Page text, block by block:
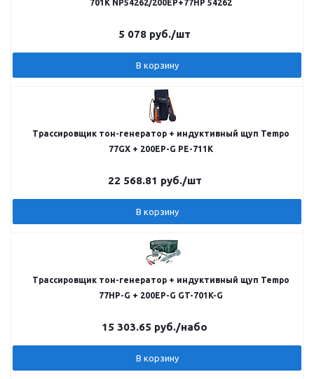
701К NP54262/200EP+77HP 54262
5 078 руб./шт
В корзину
Трассировщик тон-генератор + индуктивный щуп Tempo
77GX + 200EP-G PE-711K
22 568.81 руб./шт
В корзину
Трассировщик тон-генератор + индуктивный щуп Tempo
77HP-G + 200EP-G GT-701K-G
15 303.65 руб./набо
В корзину